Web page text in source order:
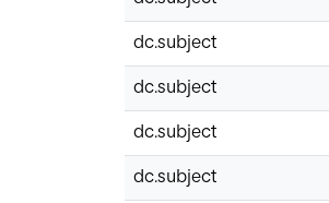
dc.subject
dc.subject
dc.subject
dc.subject